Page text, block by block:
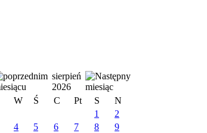
sierpień
2026
W Ś C Pt S
N
1
2
4 5 6 7 8
9